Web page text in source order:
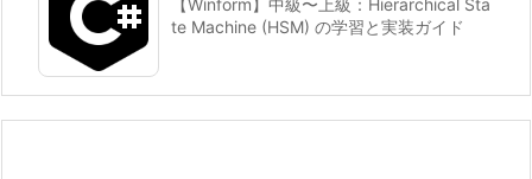
【Winform】中級〜上級：Hierarchical Sta
te Machine (HSM) の学習と実装ガイド